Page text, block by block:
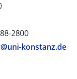
2800
konstanz.de